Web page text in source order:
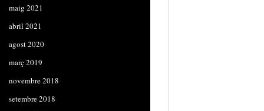
maig 2021
abril 2021
agost 2020
març 2019
novembre 2018
setembre 2018